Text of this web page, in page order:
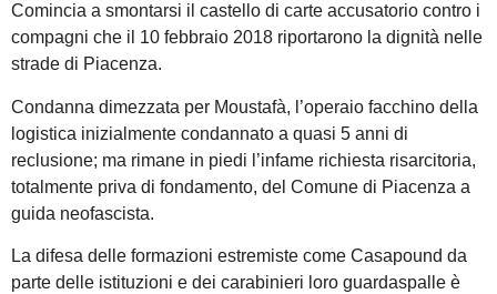
Comincia a smontarsi il castello di carte accusatorio contro i
compagni che il 10 febbraio 2018 riportarono la dignità nelle
strade di Piacenza.
Condanna dimezzata per Moustafà, l’operaio facchino della
logistica inizialmente condannato a quasi 5 anni di
reclusione; ma rimane in piedi l’infame richiesta risarcitoria,
totalmente priva di fondamento, del Comune di Piacenza a
guida neofascista.
La difesa delle formazioni estremiste come Casapound da
parte delle istituzioni e dei carabinieri loro guardaspalle è